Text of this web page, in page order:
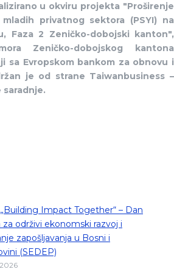
u okviru projekta "Proširenje
mladih privatnog sektora (PSYI) na
Faza 2 Zeničko-dobojski kanton",
Zeničko-dobojskog kantona
sa Evropskom bankom za obnovu i
je od strane Taiwanbusiness –
saradnje.
Impact Together“ – Dan
za održivi ekonomski razvoj i
zapošljavanja u Bosni i
(SEDEP)